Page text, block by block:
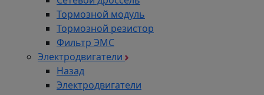
Тормозной модуль
Тормозной резистор
Фильтр ЭМС
Электродвигатели
Назад
Электродвигатели